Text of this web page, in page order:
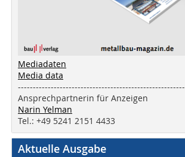
Mediadaten
Media data
--------------------------------------------------------
Ansprechpartnerin für Anzeigen
Narin Yelman
Tel.: +49 5241 2151 4433
Aktuelle Ausgabe